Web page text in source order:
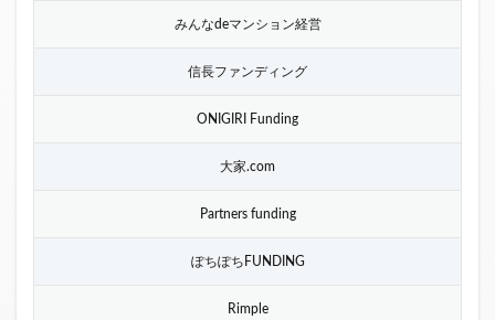
みんなdeマンション経営
信長ファンディング
ONIGIRI Funding
大家.com
Partners funding
ぽちぽちFUNDING
Rimple